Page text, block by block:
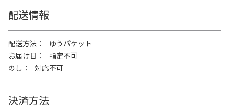
配送情報
配送方法
ゆうパケット
お届け日
指定不可
のし
対応不可
決済方法